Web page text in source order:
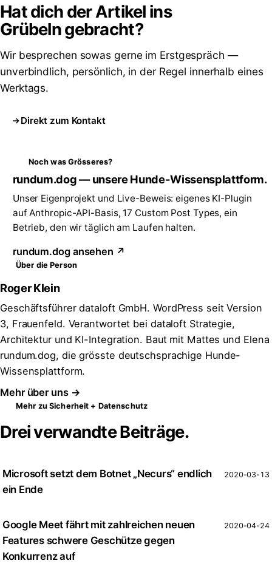
Hat dich der Artikel ins
Grübelngebracht?
Wir besprechen sowas gerne im Erstgespräch —
unverbindlich, persönlich, in der Regel innerhalb eines
Werktags.
Direkt zum Kontakt
Noch was Grösseres?
rundum.dog — unsere Hunde-Wissensplattform.
Unser Eigenprojekt und Live-Beweis: eigenes KI-Plugin
auf Anthropic-API-Basis, 17 Custom Post Types, ein
Betrieb, den wir täglich am Laufen halten.
rundum.dog ansehen ↗
Über die Person
Roger Klein
Geschäftsführer dataloft GmbH. WordPress seit Version
3, Frauenfeld. Verantwortet bei dataloft Strategie,
Architektur und KI-Integration. Baut mit Mattes und Elena
rundum.dog, die grösste deutschsprachige Hunde-
Wissensplattform.
Mehr über uns →
Mehr zu Sicherheit + Datenschutz
Drei verwandte Beiträge.
Microsoft setzt dem Botnet „Necurs“ endlich
ein Ende
2020-03-13
Google Meet fährt mit zahlreichen neuen
Features schwere Geschütze gegen
Konkurrenz auf
2020-04-24